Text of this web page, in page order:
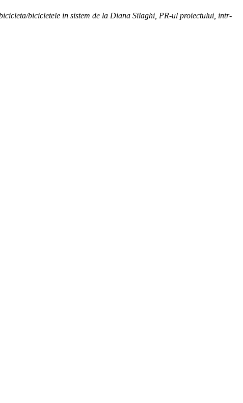
bicicletele in sistem de la Diana Silaghi, PR-ul proiectului, intr-